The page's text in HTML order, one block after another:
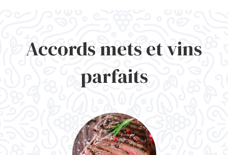
Accords mets et vins
parfaits